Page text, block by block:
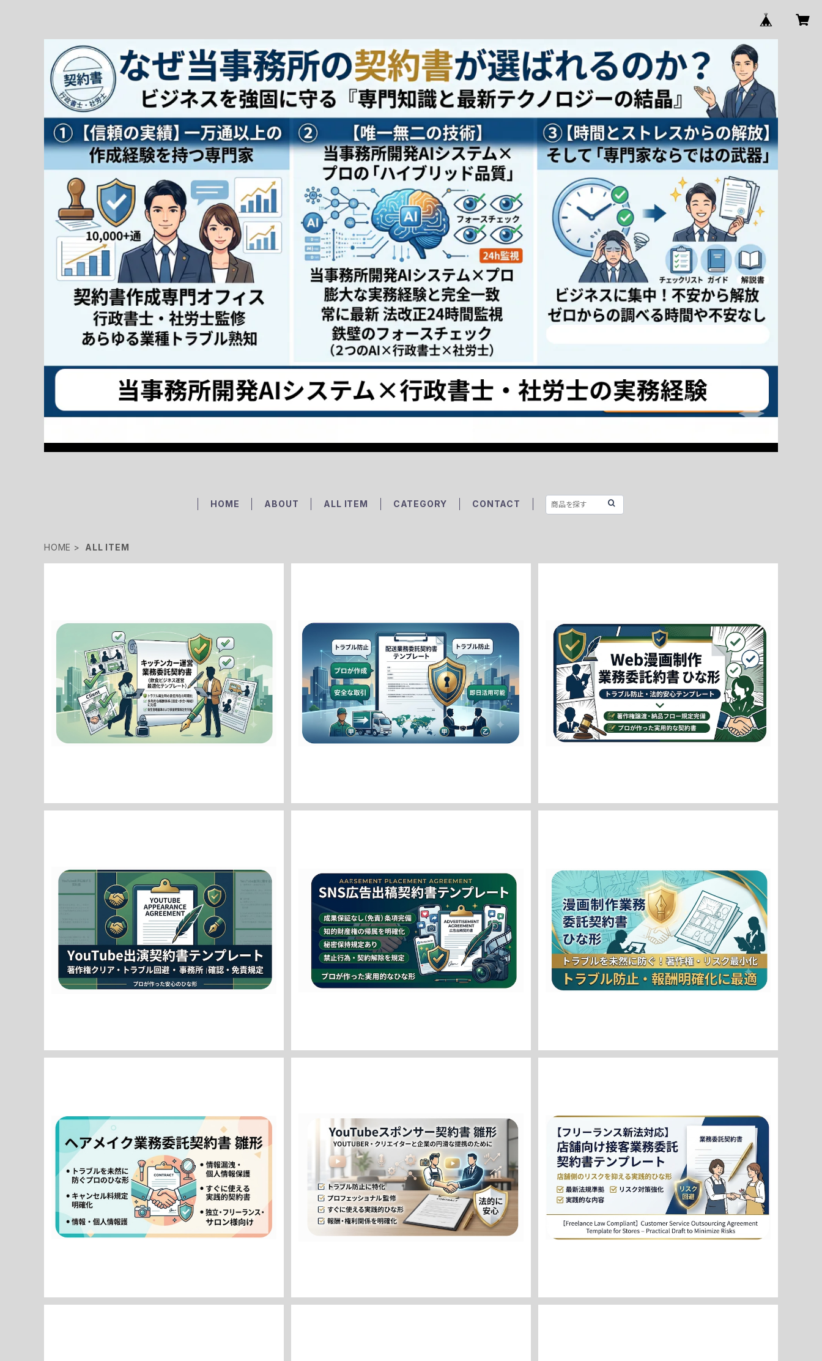
HOME ABOUT ALL ITEM CATEGORY CONTACT
HOME ALL ITEM
【飲食ビジネス最適化】キッチンカー運営業務委託契約
書（報酬パターン網羅版） / [Food Business Optimi
zation] Food Truck Operation Outsourcing Ag
reement Template
¥7,980
【軽貨物・配送業向け】ドライバー業務委託契約書ひな形
｜トラブルを防ぐ実務対応版 / [For Light Cargo & D
elivery] Driver Outsourcing Agreement Temp
late: Practical Edition to Prevent Troubles
¥7,980
クリエイターと企業を守る「Web漫画制作業務委託契約
書」テンプレート（著作権・納品フロー対応） / Web Co
mic Production Outsourcing Agreement Tem
plate (Copyright & Delivery Flow Included)
¥7,980
【雛形】YouTube出演契約書｜YouTuber・クリエイタ
ー向け（著作権・肖像権・トラブル対策網羅） / [Templa
te] YouTube Appearance Agreement | For You
Tubers & Creators
¥7,980
【SNS運営・インフルエンサー向け】広告出稿契約書テン
プレート / [For SNS Operators & Influencers] A
dvertisement Placement Agreement Templa
te
¥7,980
【漫画制作特化】業務委託契約書テンプレート（著作権譲
渡・時給制対応） | [Manga Production] Outsourci
ng Agreement Template (Copyright Transfer
& Hourly Rate)
¥7,980
【美容・エンタメ業界向け】ヘアメイク業務委託契約書（キ
ャンセル料規定付き）ひな形 / Hair & Makeup Servic
e Agreement Template (with Cancellation Fe
e Clause)
¥7,980
【YouTuber・VTuber特化】トラブルを防ぐ！YouTube
スポンサー契約書 雛形 / [Optimized for YouTuber
s & VTubers] Trouble-Free YouTube Sponsors
hip Agreement Template
¥7,980
【フリーランス新法対応】店舗向け接客業務委託契約書
テンプレート - リスクを抑える実践的ひな形 / [Freela
nce Law Compliant] Customer Service Outso
urcing Agreement Template for Stores - Pra
ctical Draft to Minimize Risks
¥7,980